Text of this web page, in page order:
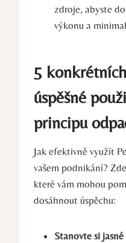
zdroje, abyste⁢
výkonu a
5
úspěšné
principu
Jak efektivně využít
vašem podnikání?
které vám mohou
dosáhnout úspěchu:
Stanovte si jasné